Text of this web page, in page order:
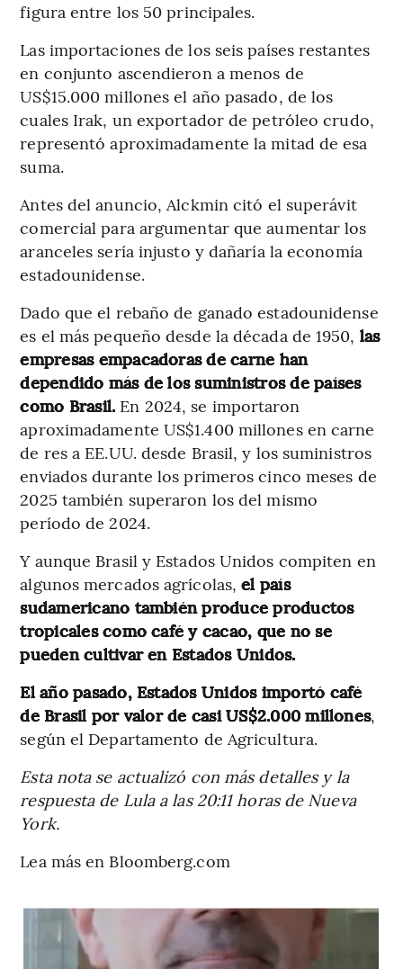
figura entre los 50 principales.
Las importaciones de los seis países restantes
en conjunto ascendieron a menos de
US$15.000 millones el año pasado, de los
cuales Irak, un exportador de petróleo crudo,
representó aproximadamente la mitad de esa
suma.
Antes del anuncio, Alckmin citó el superávit
comercial para argumentar que aumentar los
aranceles sería injusto y dañaría la economía
estadounidense.
Dado que el rebaño de ganado estadounidense
es el más pequeño desde la década de 1950, las
empresas empacadoras de carne han
dependido más de los suministros de países
como Brasil. En 2024, se importaron
aproximadamente US$1.400 millones en carne
de res a EE.UU. desde Brasil, y los suministros
enviados durante los primeros cinco meses de
2025 también superaron los del mismo
período de 2024.
Y aunque Brasil y Estados Unidos compiten en
algunos mercados agrícolas,el país
sudamericano también produce productos
tropicales como café y cacao, que no se
pueden cultivar en Estados Unidos.
El año pasado, Estados Unidos importó café
de Brasil por valor de casi US$2.000 millones,
según el Departamento de Agricultura.
Esta nota se actualizó con más detalles y la
respuesta de Lula a las 20:11 horas de Nueva
York.
Lea más en Bloomberg.com